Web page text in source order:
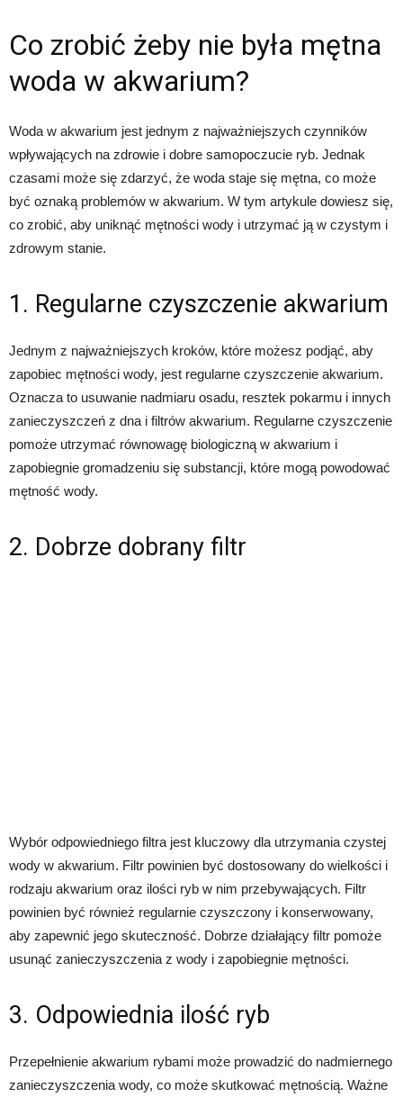
Co zrobić żeby nie była mętna
woda w akwarium?
Woda w akwarium jest jednym z najważniejszych czynników
wpływających na zdrowie i dobre samopoczucie ryb. Jednak
czasami może się zdarzyć, że woda staje się mętna, co może
być oznaką problemów w akwarium. W tym artykule dowiesz się,
co zrobić, aby uniknąć mętności wody i utrzymać ją w czystym i
zdrowym stanie.
1. Regularne czyszczenie akwarium
Jednym z najważniejszych kroków, które możesz podjąć, aby
zapobiec mętności wody, jest regularne czyszczenie akwarium.
Oznacza to usuwanie nadmiaru osadu, resztek pokarmu i innych
zanieczyszczeń z dna i filtrów akwarium. Regularne czyszczenie
pomoże utrzymać równowagę biologiczną w akwarium i
zapobiegnie gromadzeniu się substancji, które mogą powodować
mętność wody.
2. Dobrze dobrany filtr
Wybór odpowiedniego filtra jest kluczowy dla utrzymania czystej
wody w akwarium. Filtr powinien być dostosowany do wielkości i
rodzaju akwarium oraz ilości ryb w nim przebywających. Filtr
powinien być również regularnie czyszczony i konserwowany,
aby zapewnić jego skuteczność. Dobrze działający filtr pomoże
usunąć zanieczyszczenia z wody i zapobiegnie mętności.
3. Odpowiednia ilość ryb
Przepełnienie akwarium rybami może prowadzić do nadmiernego
zanieczyszczenia wody, co może skutkować mętnością. Ważne